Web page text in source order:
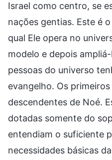
Israel como centro, se
nações gentias. Este é
qual Ele opera no
modelo e depois
pessoas do universo
evangelho. Os
descendentes de Noé.
dotadas somente do
entendiam o suficiente
necessidades básicas